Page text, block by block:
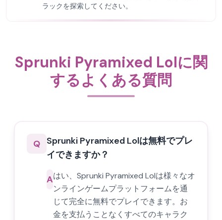
ラックを探索してください。
Sprunki Pyramixed Lolに関
するよくある質問
Q Sprunki Pyramixed Lolは無料でプレ
イできますか？
Aはい、Sprunki Pyramixed Lolは様々なオ
ンラインゲームプラットフォームを通
じて完全に無料でプレイできます。お
金を支払うことなくすべてのキャラク